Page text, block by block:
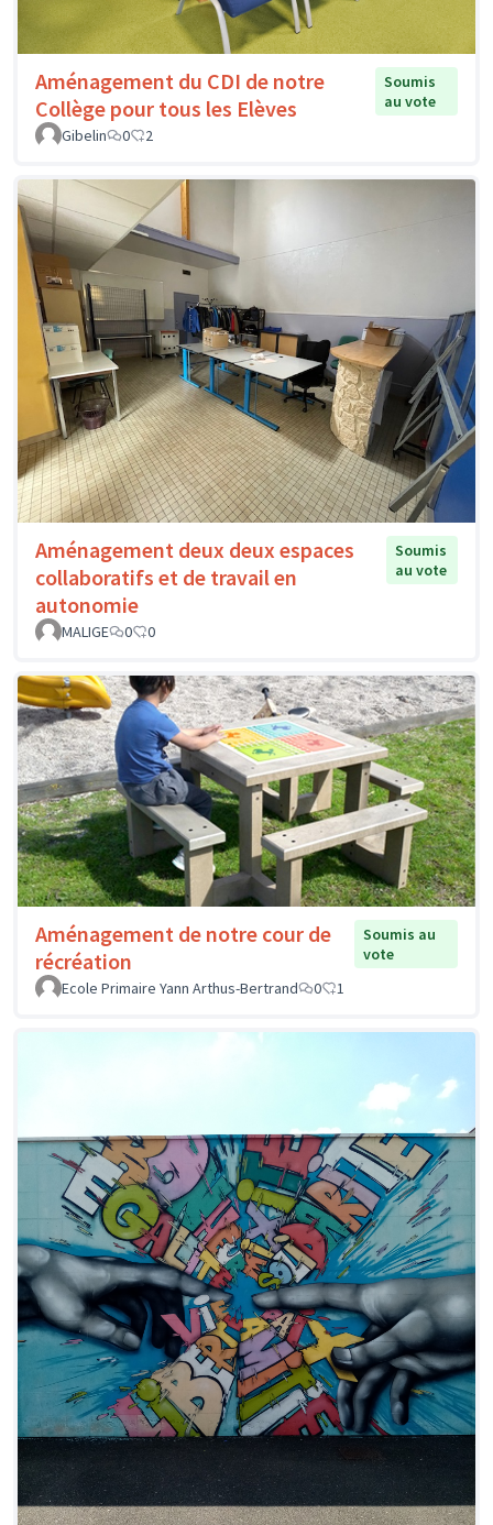
Aménagement du CDI de notre
Collège pour tous les Elèves
Soumis
au vote
Gibelin
0 2
Aménagement deux deux espaces
collaboratifs et de travail en
autonomie
Soumis
au vote
MALIGE 0 0
Aménagement de notre cour de
récréation
Soumis au
vote
Ecole Primaire Yann Arthus-Bertrand
0 1